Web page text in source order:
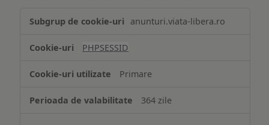
de
Cookie
necesare
anunturi.viata-libera.ro
PHPSESSID
Primare
364 zile